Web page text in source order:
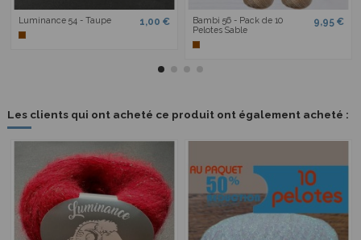
Luminance 54 - Taupe 1,00 €
Bambi 56 - Pack de 10
Pelotes Sable
9,95 €
Les clients qui ont acheté ce produit ont également acheté :